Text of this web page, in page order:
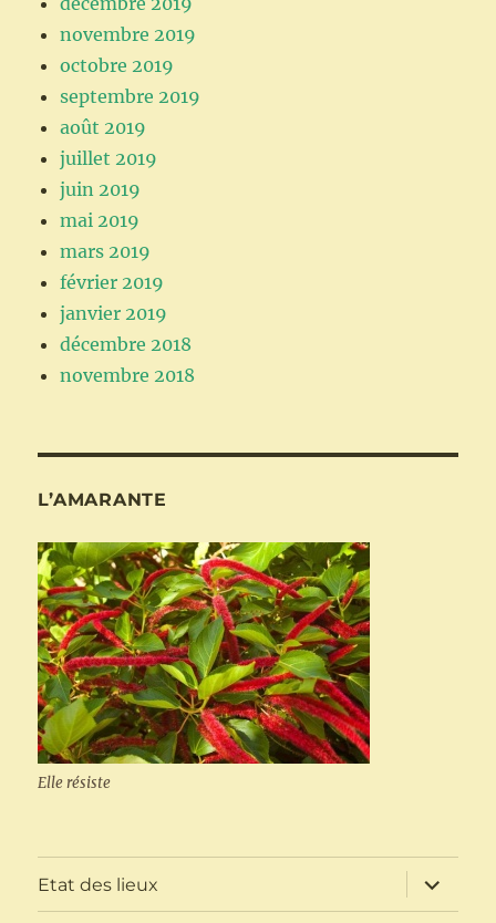
novembre 2019
octobre 2019
septembre 2019
août 2019
juillet 2019
juin 2019
mai 2019
mars 2019
février 2019
janvier 2019
décembre 2018
novembre 2018
L’AMARANTE
Elle résiste
Etat des lieux
ouvrir
le
sous-